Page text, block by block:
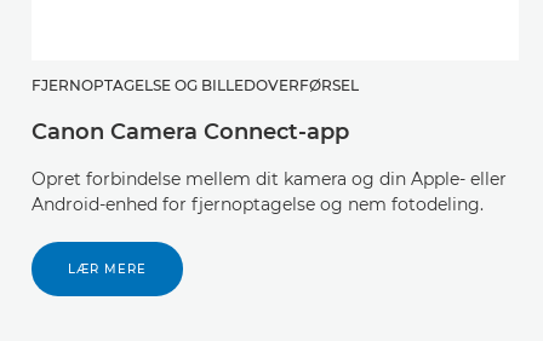
FJERNOPTAGELSE OG BILLEDOVERFØRSEL
Canon Camera Connect-app
Opret forbindelse mellem dit kamera og din Apple- eller
Android-enhed for fjernoptagelse og nem fotodeling.
LÆR MERE